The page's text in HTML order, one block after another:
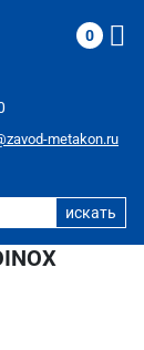
metakon.ru
0